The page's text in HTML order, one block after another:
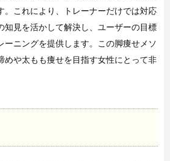
。これにより、トレーナーだけでは対応
知見を活かして解決し、ユーザーの目標
ーニングを提供します。この脚痩せメソ
めや太もも痩せを目指す女性にとって非